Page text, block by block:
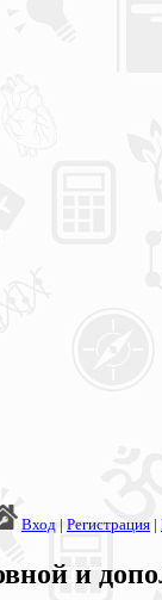
Вход | Регистрация |
и